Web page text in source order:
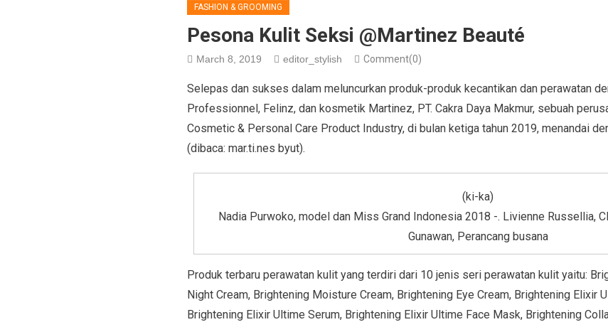
FASHION & GROOMING
Pesona Kulit Seksi @Martinez Beauté
March 8, 2019 editor_stylish Comment(0)
Selepas dan sukses dalam meluncurkan produk-produk kecantikan dan perawatan
Professionnel, Felinz, dan kosmetik Martinez, PT. Cakra Daya Makmur, sebuah
Cosmetic & Personal Care Product Industry, di bulan ketiga tahun 2019, menandai
(dibaca: mar.ti.nes byut).
(ki-ka)
Nadia Purwoko, model dan Miss Grand Indonesia 2018 -. Livienne Russellia,
Gunawan, Perancang busana
Produk terbaru perawatan kulit yang terdiri dari 10 jenis seri perawatan kulit yaitu:
Night Cream, Brightening Moisture Cream, Brightening Eye Cream, Brightening Elixir
Brightening Elixir Ultime Serum, Brightening Elixir Ultime Face Mask, Brightening